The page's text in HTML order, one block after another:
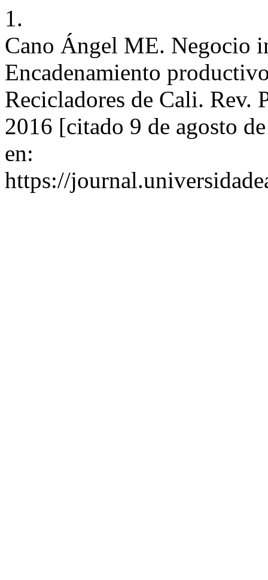
1.
Cano Ángel ME. Negocio
Encadenamiento
Recicladores de Cali. Rev.
2016 [citado 9 de agosto
en:
https://